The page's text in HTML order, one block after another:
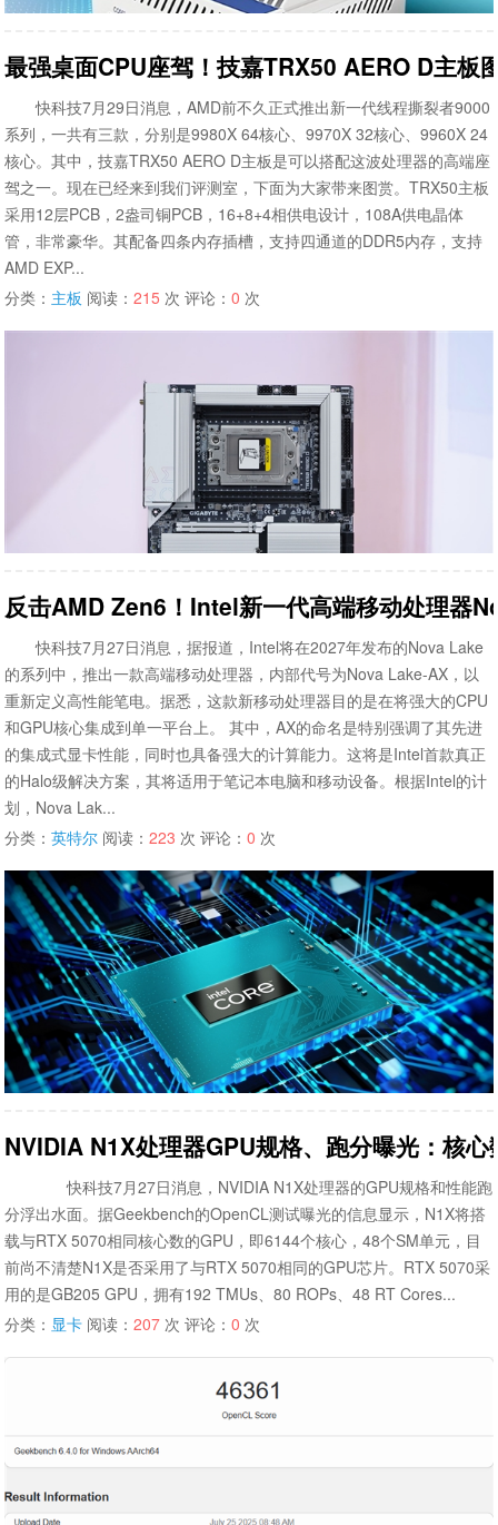
最强桌面CPU座驾！技嘉TRX50 AERO D主板
快科技7月29日消息，AMD前不久正式推出新一代线程撕裂者9000
系列，一共有三款，分别是9980X 64核心、9970X 32核心、9960X 24
核心。其中，技嘉TRX50 AERO D主板是可以搭配这波处理器的高端座
驾之一。现在已经来到我们评测室，下面为大家带来图赏。TRX50主板
采用12层PCB，2盎司铜PCB，16+8+4相供电设计，108A供电晶体
管，非常豪华。其配备四条内存插槽，支持四通道的DDR5内存，支持
AMD EXP...
分类： 主板 阅读：215 次 评论：0 次
反击AMD Zen6！Intel新一代高端移动处理器
快科技7月27日消息，据报道，Intel将在2027年发布的Nova Lake
的系列中，推出一款高端移动处理器，内部代号为Nova Lake-AX，以
重新定义高性能笔电。据悉，这款新移动处理器目的是在将强大的CPU
和GPU核心集成到单一平台上。 其中，AX的命名是特别强调了其先进
的集成式显卡性能，同时也具备强大的计算能力。这将是Intel首款真正
的Halo级解决方案，其将适用于笔记本电脑和移动设备。根据Intel的计
划，Nova Lak...
分类：英特尔 阅读：223 次 评论：0 次
NVIDIA N1X处理器GPU规格、跑分曝光：核
快科技7月27日消息，NVIDIA N1X处理器的GPU规格和性能跑
分浮出水面。据Geekbench的OpenCL测试曝光的信息显示，N1X将搭
载与RTX 5070相同核心数的GPU，即6144个核心，48个SM单元，目
前尚不清楚N1X是否采用了与RTX 5070相同的GPU芯片。RTX 5070采
用的是GB205 GPU，拥有192 TMUs、80 ROPs、48 RT Cores...
分类： 显卡 阅读：207 次 评论：0 次